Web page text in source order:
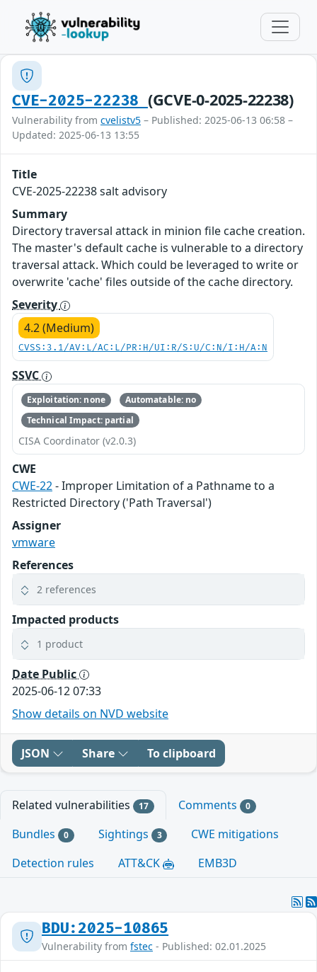
CVE-2025-22238 (GCVE-0-2025-22238)
Vulnerability from cvelistv5 – Published: 2025-06-13 06:58 –
Updated: 2025-06-13 13:55
Title
CVE-2025-22238 salt advisory
Summary
Directory traversal attack in minion file cache creation.
The master's default cache is vulnerable to a directory
traversal attack. Which could be leveraged to write or
overwrite 'cache' files outside of the cache directory.
Severity
4.2 (Medium)
CVSS:3.1/AV:L/AC:L/PR:H/UI:R/S:U/C:N/I:H/A:N
SSVC
Exploitation: none
Automatable: no
Technical Impact: partial
CISA Coordinator (v2.0.3)
CWE
CWE-22- Improper Limitation of a Pathname to a
Restricted Directory ('Path Traversal')
Assigner
vmware
References
2 references
Impacted products
1 product
Date Public
2025-06-12 07:33
Show details on NVD website
JSON Share To clipboard
Related vulnerabilities 17 Comments 0
Bundles 0 Sightings 3
CWE mitigations
Detection rules
ATT&CK EMB3D
BDU:2025-10865
Vulnerability from fstec - Published: 02.01.2025